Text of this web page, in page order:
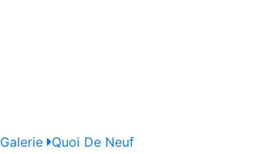
Galerie Quoi De Neuf